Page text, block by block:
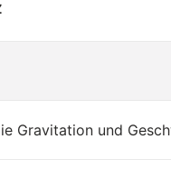
Gravitation und